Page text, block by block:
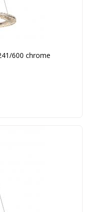
600 chrome